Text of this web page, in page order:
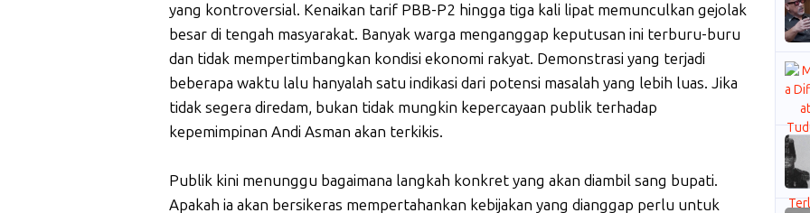
yang kontroversial. Kenaikan tarif PBB-P2 hingga tiga kali lipat memunculkan gejolak
besar di tengah masyarakat. Banyak warga menganggap keputusan ini terburu-buru
dan tidak mempertimbangkan kondisi ekonomi rakyat. Demonstrasi yang terjadi
beberapa waktu lalu hanyalah satu indikasi dari potensi masalah yang lebih luas. Jika
tidak segera diredam, bukan tidak mungkin kepercayaan publik terhadap
kepemimpinan Andi Asman akan terkikis.
Publik kini menunggu bagaimana langkah konkret yang akan diambil sang bupati.
Apakah ia akan bersikeras mempertahankan kebijakan yang dianggap perlu untuk